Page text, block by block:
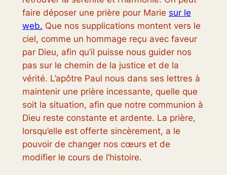
faire déposer une prière pour Marie sur le
web. Que nos supplications montent vers le
ciel, comme un hommage reçu avec faveur
par Dieu, afin qu’il puisse nous guider nos
pas sur le chemin de la justice et de la
vérité. L’apôtre Paul nous dans ses lettres à
maintenir une prière incessante, quelle que
soit la situation, afin que notre communion à
Dieu reste constante et ardente. La prière,
lorsqu’elle est offerte sincèrement, a le
pouvoir de changer nos cœurs et de
modifier le cours de l’histoire.